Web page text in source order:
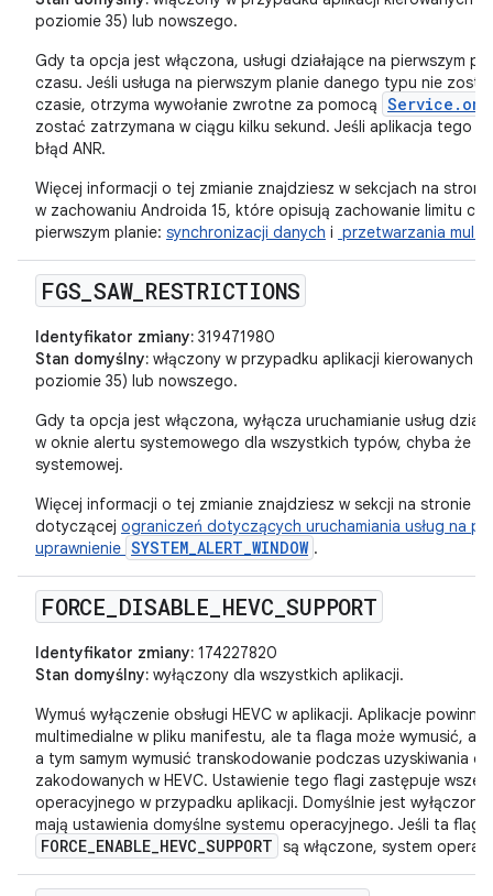
poziomie 35) lub nowszego.
Gdy ta opcja jest włączona, usługi działające na pierwszym
czasu. Jeśli usługa na pierwszym planie danego typu nie
czasie, otrzyma wywołanie zwrotne za pomocą
zostać zatrzymana w ciągu kilku sekund. Jeśli aplikacja tego
błąd ANR.
Więcej informacji o tej zmianie znajdziesz w sekcjach na
w zachowaniu Androida 15, które opisują zachowanie limitu
pierwszym planie: synchronizacji danych i przetwarzania
FGS SAW_ RESTRICTIONS
Identyfikator zmiany: 319471980
Stan domyślny: włączony w przypadku aplikacji kierowanych
poziomie 35) lub nowszego.
Gdy ta opcja jest włączona, wyłącza uruchamianie usług
w oknie alertu systemowego dla wszystkich typów, chyba że
systemowej.
Więcej informacji o tej zmianie znajdziesz w sekcji na stronie
dotyczącej ograniczeń dotyczących uruchamiania usług na
uprawnienie SYSTEM_ALERT_WINDOW .
FORCE DISABLE HEVC _SUPPORT
Identyfikator zmiany: 174227820
Stan domyślny: wyłączony dla wszystkich aplikacji.
Wymuś wyłączenie obsługi HEVC w aplikacji. Aplikacje
multimedialne w pliku manifestu, ale ta flaga może wymusić,
a tym samym wymusić transkodowanie podczas uzyskiwania
zakodowanych w HEVC. Ustawienie tego flagi zastępuje
operacyjnego w przypadku aplikacji. Domyślnie jest
mają ustawienia domyślne systemu operacyjnego. Jeśli ta
FORCE_ENABLE_HEVC_SUPPORT są włączone, system